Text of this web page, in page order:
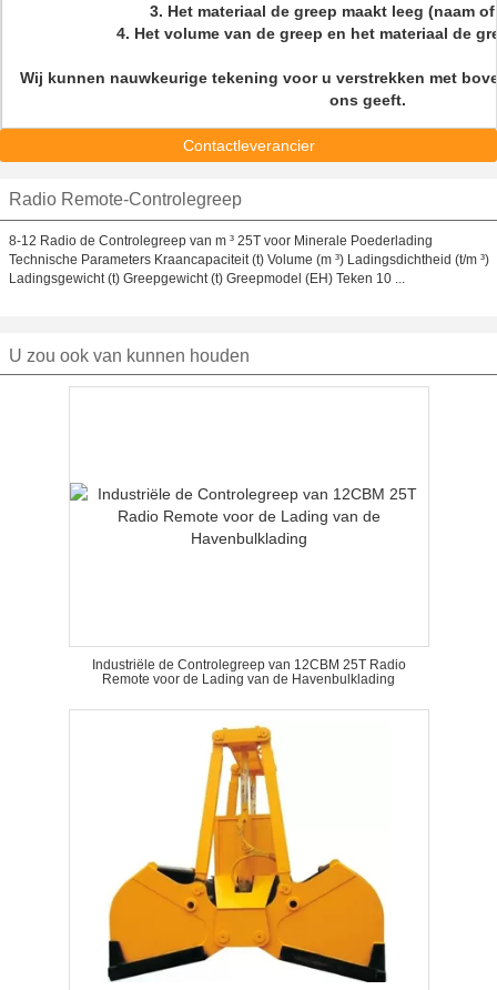
3. Het materiaal de greep maakt leeg (naam
4. Het volume van de greep en het materiaal de
Wij kunnen nauwkeurige tekening voor u verstrekken met
ons geeft.
Contactleverancier
Radio Remote-Controlegreep
8-12 Radio de Controlegreep van m ³ 25T voor Minerale Poederlading
Technische Parameters Kraancapaciteit (t) Volume (m ³) Ladingsdichtheid (t/m ³)
Ladingsgewicht (t) Greepgewicht (t) Greepmodel (EH) Teken 10 ...
U zou ook van kunnen houden
Industriële de Controlegreep van 12CBM 25T Radio
Remote voor de Lading van de Havenbulklading